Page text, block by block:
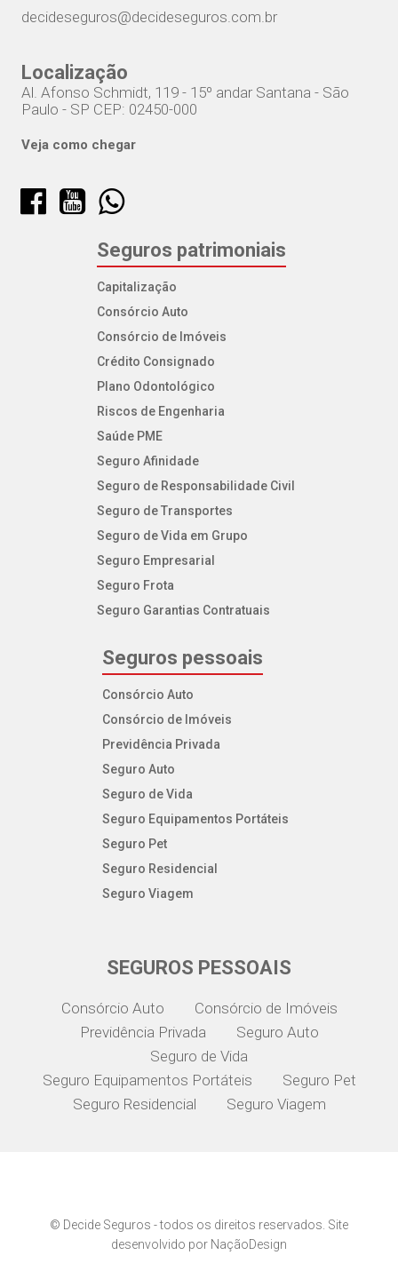
decideseguros@decideseguros.com.br
Localização
Al. Afonso Schmidt, 119 - 15º andar Santana - São
Paulo - SP CEP: 02450-000
Veja como chegar
Seguros patrimoniais
Capitalização
Consórcio Auto
Consórcio de Imóveis
Crédito Consignado
Plano Odontológico
Riscos de Engenharia
Saúde PME
Seguro Afinidade
Seguro de Responsabilidade Civil
Seguro de Transportes
Seguro de Vida em Grupo
Seguro Empresarial
Seguro Frota
Seguro Garantias Contratuais
Seguros pessoais
Consórcio Auto
Consórcio de Imóveis
Previdência Privada
Seguro Auto
Seguro de Vida
Seguro Equipamentos Portáteis
Seguro Pet
Seguro Residencial
Seguro Viagem
SEGUROS PESSOAIS
Consórcio Auto
Consórcio de Imóveis
Previdência Privada
Seguro Auto
Seguro de Vida
Seguro Equipamentos Portáteis
Seguro Pet
Seguro Residencial
Seguro Viagem
© Decide Seguros - todos os direitos reservados. Site
desenvolvido por NaçãoDesign